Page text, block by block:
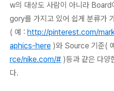
w의 대상도 사람이 아니라 Board
gory를 가지고 있어 쉽게 분류가
( 예 : http://pinterest.com/
aphics-here )와 Source 기준(
rce/nike.com/# )등과 같은 다
다.